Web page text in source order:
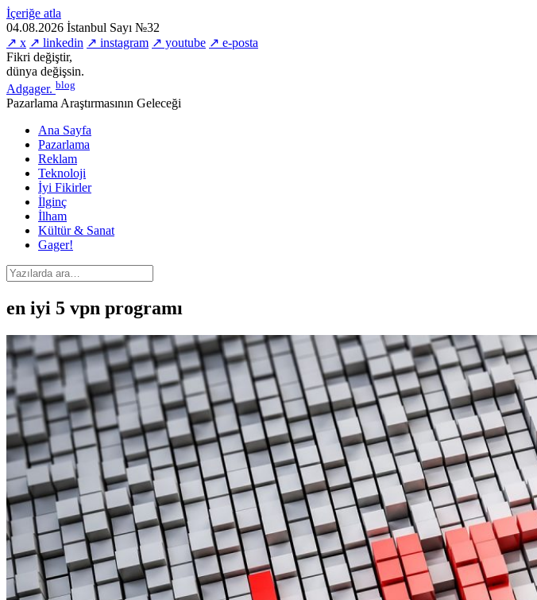
İçeriğe atla
04.08.2026 İstanbul Sayı №32
↗ x ↗ linkedin ↗ instagram ↗ youtube ↗ e-posta
Fikri değiştir,
dünya değişsin.
Adgager. blog
Pazarlama Araştırmasının Geleceği
Ana Sayfa
Pazarlama
Reklam
Teknoloji
İyi Fikirler
İlginç
İlham
Kültür & Sanat
Gager!
en iyi 5 vpn programı